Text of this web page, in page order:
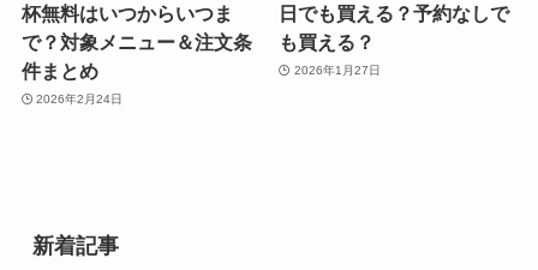
杯無料はいつからいつま
で？対象メニュー＆注文条
件まとめ
2026年2月24日
日でも買える？予約なしで
も買える？
2026年1月27日
新着記事